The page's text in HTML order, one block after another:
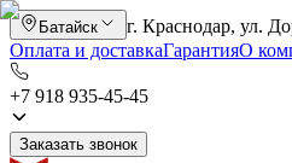
Батайск
г. Краснодар, ул.
Оплата и доставкаГарантияО
+7 918 935-45-45
Заказать звонок